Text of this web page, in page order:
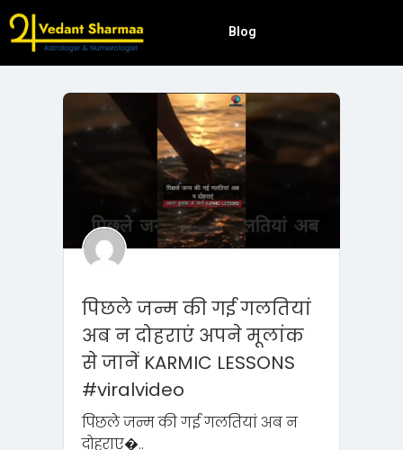
Blog
पिछले जन्म की गई गलतियां
अब न दोहराएं अपने मूलांक
से जानें KARMIC LESSONS
#viralvideo
पिछले जन्म की गई गलतियां अब न
दोहराए�..